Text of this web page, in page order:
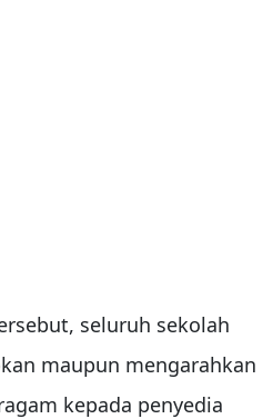
seluruh sekolah
maupun mengarahkan
kepada penyedia